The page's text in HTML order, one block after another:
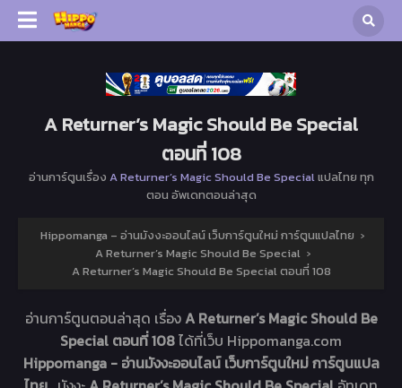
A Returner’s Magic Should Be Special
ตอนที่ 108
อ่านการ์ตูนเรื่อง A Returner’s Magic Should Be Specialแปลไทย ทุก
ตอน อัพเดทตอนล่าสุด
Hippomanga – อ่านมังงะออนไลน์ เว็บการ์ตูนใหม่ การ์ตูนแปลไทย ›
A Returner’s Magic Should Be Special ›
A Returner’s Magic Should Be Special ตอนที่ 108
อ่านการ์ตูนตอนล่าสุด เรื่องA Returner’s Magic Should Be
Special ตอนที่ 108ได้ที่เว็บ Hippomanga.com
Hippomanga - อ่านมังงะออนไลน์ เว็บการ์ตูนใหม่ การ์ตูนแปล